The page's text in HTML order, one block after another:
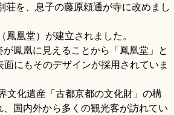
荘を、息子の藤原頼通が寺に改めまし
凰堂）が建立されました。
鳳凰に見えることから「鳳凰堂」と
にもそのデザインが採用されていま
文化遺産「古都京都の文化財」の構
国内外から多くの観光客が訪れてい